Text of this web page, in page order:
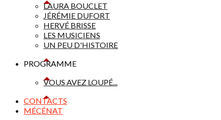
LAURA BOUCLET
JÉRÉMIE DUFORT
HERVÉ BRISSE
LES MUSICIENS
UN PEU D'HISTOIRE
PROGRAMME
VOUS AVEZ LOUPÉ...
CONTACTS
MÉCÉNAT